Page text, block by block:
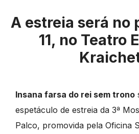
A estreia será no
11, no Teatro
Insana farsa do rei sem trono
espetáculo de estreia da 3ª
Palco, promovida pela Oficina